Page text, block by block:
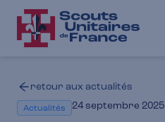
retour aux actualités
Actualités 24 septembre 2025